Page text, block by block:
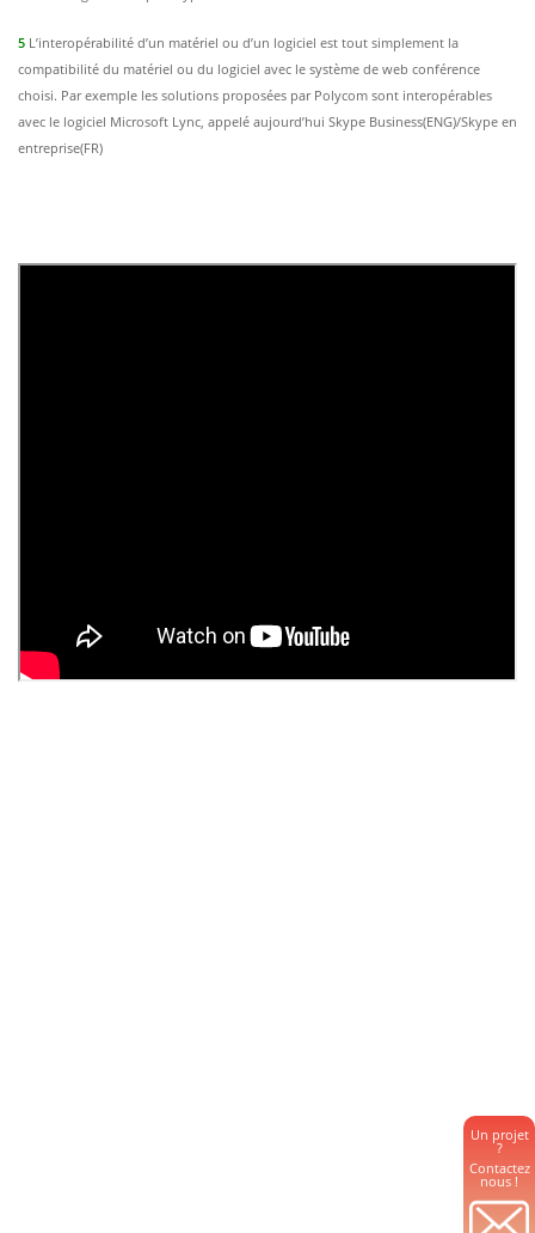
Un projet
?
Contactez
nous !
5 L’interopérabilité d’un matériel ou d’un logiciel est tout simplement la
compatibilité du matériel ou du logiciel avec le système de web conférence
choisi. Par exemple les solutions proposées par Polycom sont interopérables
avec le logiciel Microsoft Lync, appelé aujourd’hui Skype Business(ENG)/Skype en
entreprise(FR)